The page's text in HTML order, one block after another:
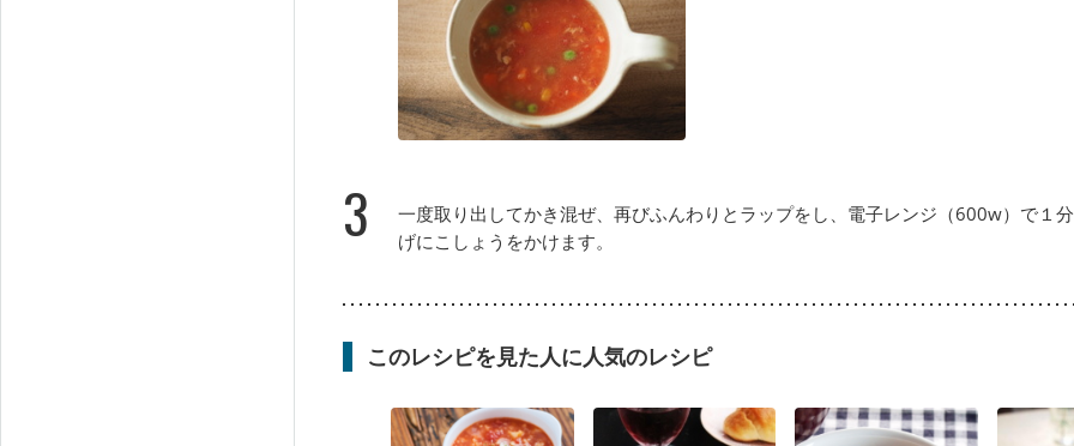
3
一度取り出してかき混ぜ、再びふんわりとラップをし、電子レンジ（600w）で１
げにこしょうをかけます。
このレシピを見た人に人気のレシピ